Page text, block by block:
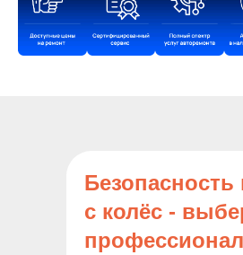
Безопасность
с колёс -